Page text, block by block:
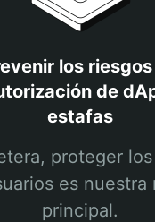
los
de
estafas
proteger
es nuestra
principal.